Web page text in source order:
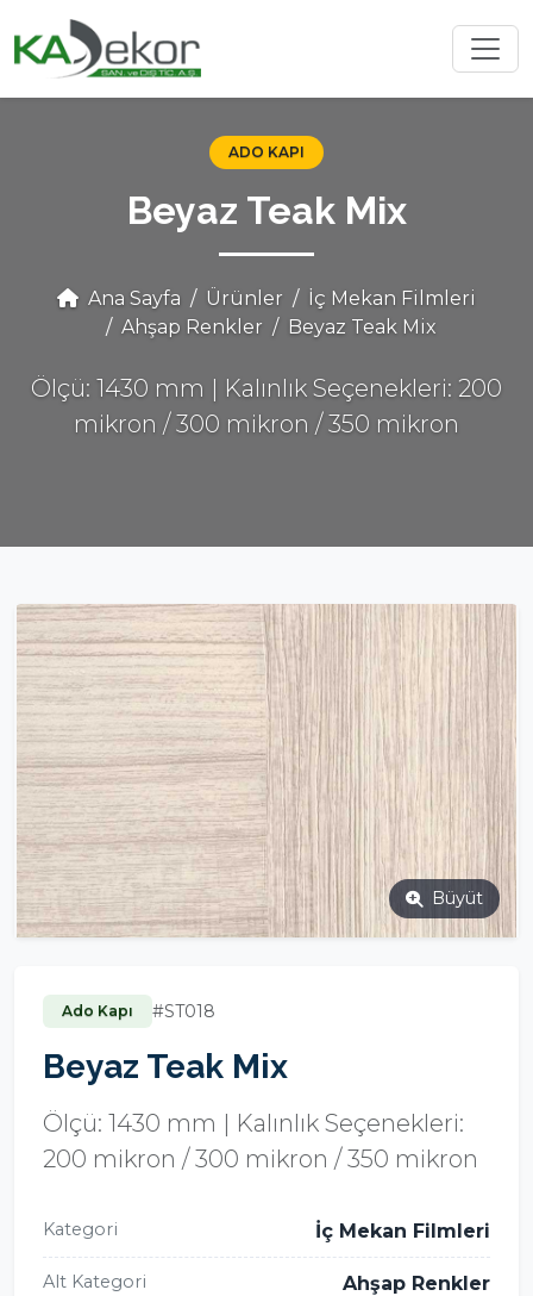
ADO KAPI
Beyaz Teak Mix
Ana Sayfa Ürünler
İç Mekan Filmleri
Ahşap Renkler
Beyaz Teak Mix
Ölçü: 1430 mm | Kalınlık Seçenekleri: 200
mikron / 300 mikron / 350 mikron
Büyüt
Ado Kapı #ST018
Beyaz Teak Mix
Ölçü: 1430 mm | Kalınlık Seçenekleri:
200 mikron / 300 mikron / 350 mikron
Kategori İç Mekan Filmleri
Alt Kategori Ahşap Renkler